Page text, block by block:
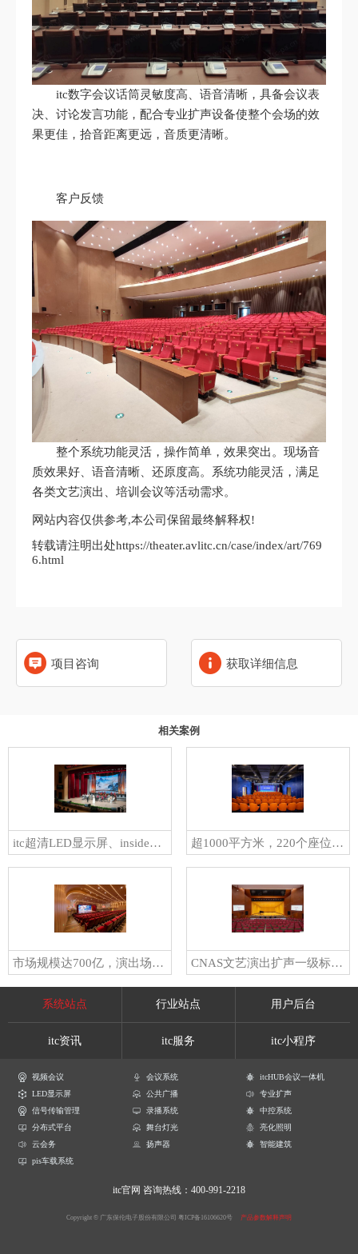
itc数字会议话筒灵敏度高、语音清晰，具备会议表
决、讨论发言功能，配合专业扩声设备使整个会场的效
果更佳，拾音距离更远，音质更清晰。
客户反馈
整个系统功能灵活，操作简单，效果突出。现场音
质效果好、语音清晰、还原度高。系统功能灵活，满足
各类文艺演出、培训会议等活动需求。
网站内容仅供参考,本公司保留最终解释权!
转载请注明出处https://theater.avlitc.cn/case/index/art/769
6.html
项目咨询 获取详细信息
相关案例
itc超清LED显示屏、inside沉浸声、KS卓越演出等系统助力汕头（省级）华瑶剧院，打造沉浸式顶级文化视听盛宴 超1000平方米，220个座位！又一剧场剧院项目！itc助力江苏宿迁金鼎小剧场打造极致视听体验→
市场规模达700亿，演出场次超40万！itc剧场剧院整体解决方案，构筑演艺行业新业态，激活演绎新浪潮！ CNAS文艺演出扩声一级标准！itc inside沉浸声、卓越演出扩声系统成功应用于湛江科技学院音乐厅！
系统站点 行业站点 用户后台
itc资讯 itc服务 itc小程序
视频会议 会议系统
itcHUB会议一体机
LED显示屏
公共广播
专业扩声
信号传输管理
录播系统
中控系统
分布式平台
舞台灯光
亮化照明
云会务
扬声器
智能建筑
pis车载系统
itc官网 咨询热线：400-991-2218
Copyright © 广东保伦电子股份有限公司 粤ICP备16106620号 产品参数解释声明